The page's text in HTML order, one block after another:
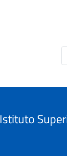
Istituto